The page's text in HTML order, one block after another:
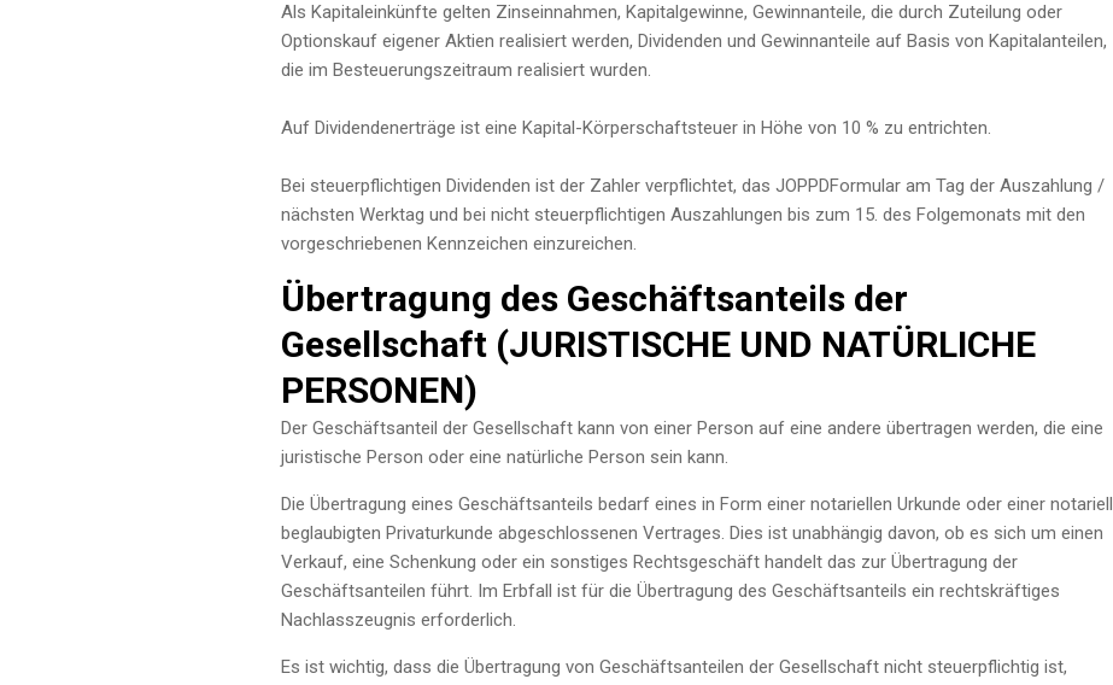
Als Kapitaleinkünfte gelten Zinseinnahmen, Kapitalgewinne, Gewinnanteile, die durch Zuteilung oder
Optionskauf eigener Aktien realisiert werden, Dividenden und Gewinnanteile auf Basis von Kapitalanteilen,
die im Besteuerungszeitraum realisiert wurden.
Auf Dividendenerträge ist eine Kapital-Körperschaftsteuer in Höhe von 10 % zu entrichten.
Bei steuerpflichtigen Dividenden ist der Zahler verpflichtet, das JOPPDFormular am Tag der Auszahlung /
nächsten Werktag und bei nicht steuerpflichtigen Auszahlungen bis zum 15. des Folgemonats mit den
vorgeschriebenen Kennzeichen einzureichen.
Übertragung des Geschäftsanteils der
Gesellschaft (JURISTISCHE UND NATÜRLICHE
PERSONEN)
Der Geschäftsanteil der Gesellschaft kann von einer Person auf eine andere übertragen werden, die eine
juristische Person oder eine natürliche Person sein kann.
Die Übertragung eines Geschäftsanteils bedarf eines in Form einer notariellen Urkunde oder einer notariell
beglaubigten Privaturkunde abgeschlossenen Vertrages. Dies ist unabhängig davon, ob es sich um einen
Verkauf, eine Schenkung oder ein sonstiges Rechtsgeschäft handelt das zur Übertragung der
Geschäftsanteilen führt. Im Erbfall ist für die Übertragung des Geschäftsanteils ein rechtskräftiges
Nachlasszeugnis erforderlich.
Es ist wichtig, dass die Übertragung von Geschäftsanteilen der Gesellschaft nicht steuerpflichtig ist,